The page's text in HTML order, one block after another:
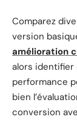
Comparez
version
amélioration
alors identifier
performance
bien
conversion